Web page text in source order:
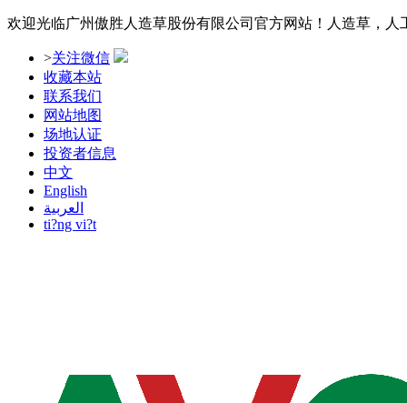
欢迎光临广州傲胜人造草股份有限公司官方网站！人造草，
>关注微信
收藏本站
联系我们
网站地图
场地认证
投资者信息
中文
English
العربية
ti?ng vi?t